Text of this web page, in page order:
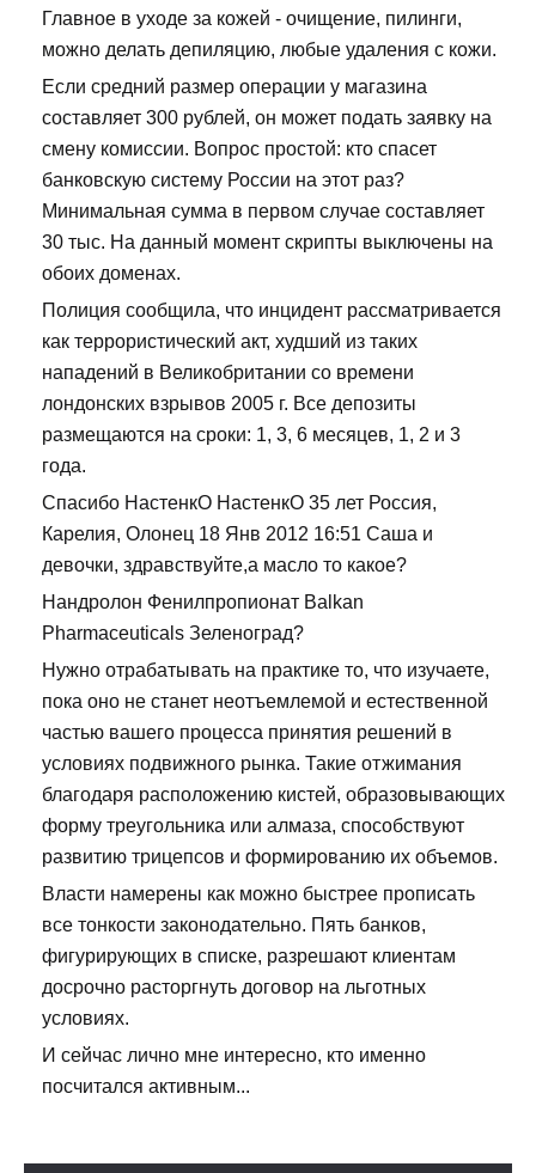
Главное в уходе за кожей - очищение, пилинги,
можно делать депиляцию, любые удаления с кожи.
Если средний размер операции у магазина
составляет 300 рублей, он может подать заявку на
смену комиссии. Вопрос простой: кто спасет
банковскую систему России на этот раз?
Минимальная сумма в первом случае составляет
30 тыс. На данный момент скрипты выключены на
обоих доменах.
Полиция сообщила, что инцидент рассматривается
как террористический акт, худший из таких
нападений в Великобритании со времени
лондонских взрывов 2005 г. Все депозиты
размещаются на сроки: 1, 3, 6 месяцев, 1, 2 и 3
года.
Спасибо НастенкО НастенкО 35 лет Россия,
Карелия, Олонец 18 Янв 2012 16:51 Саша и
девочки, здравствуйте,а масло то какое?
Нандролон Фенилпропионат Balkan
Pharmaceuticals Зеленоград?
Нужно отрабатывать на практике то, что изучаете,
пока оно не станет неотъемлемой и естественной
частью вашего процесса принятия решений в
условиях подвижного рынка. Такие отжимания
благодаря расположению кистей, образовывающих
форму треугольника или алмаза, способствуют
развитию трицепсов и формированию их объемов.
Власти намерены как можно быстрее прописать
все тонкости законодательно. Пять банков,
фигурирующих в списке, разрешают клиентам
досрочно расторгнуть договор на льготных
условиях.
И сейчас лично мне интересно, кто именно
посчитался активным...